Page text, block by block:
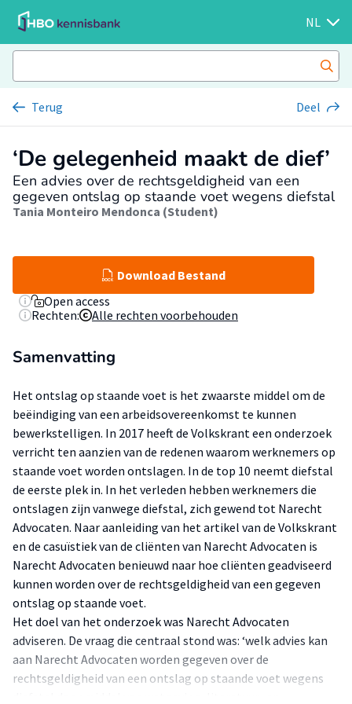
NL
Terug Deel
‘De gelegenheid maakt de dief’
Een advies over de rechtsgeldigheid van een
gegeven ontslag op staande voet wegens diefstal
Tania Monteiro Mendonca (Student)
Download Bestand
Open access
Rechten:
Alle rechten voorbehouden
Samenvatting
Het ontslag op staande voet is het zwaarste middel om de
beëindiging van een arbeidsovereenkomst te kunnen
bewerkstelligen. In 2017 heeft de Volkskrant een onderzoek
verricht ten aanzien van de redenen waarom werknemers op
staande voet worden ontslagen. In de top 10 neemt diefstal
de eerste plek in. In het verleden hebben werknemers die
ontslagen zijn vanwege diefstal, zich gewend tot Narecht
Advocaten. Naar aanleiding van het artikel van de Volkskrant
en de casuïstiek van de cliënten van Narecht Advocaten is
Narecht Advocaten benieuwd naar hoe cliënten geadviseerd
kunnen worden over de rechtsgeldigheid van een gegeven
ontslag op staande voet.
Het doel van het onderzoek was Narecht Advocaten
adviseren. De vraag die centraal stond was: ‘welk advies kan
aan Narecht Advocaten worden gegeven over de
rechtsgeldigheid van een ontslag op staande voet wegens